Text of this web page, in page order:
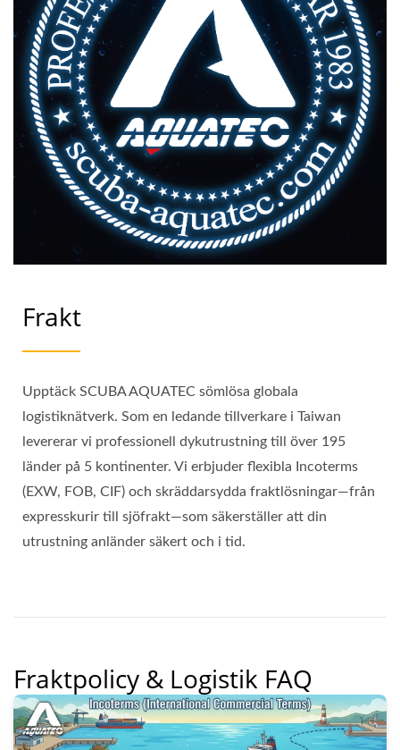
Frakt
Upptäck SCUBA AQUATEC sömlösa globala
logistiknätverk. Som en ledande tillverkare i Taiwan
levererar vi professionell dykutrustning till över 195
länder på 5 kontinenter. Vi erbjuder flexibla Incoterms
(EXW, FOB, CIF) och skräddarsydda fraktlösningar—från
expresskurir till sjöfrakt—som säkerställer att din
utrustning anländer säkert och i tid.
Fraktpolicy & Logistik FAQ